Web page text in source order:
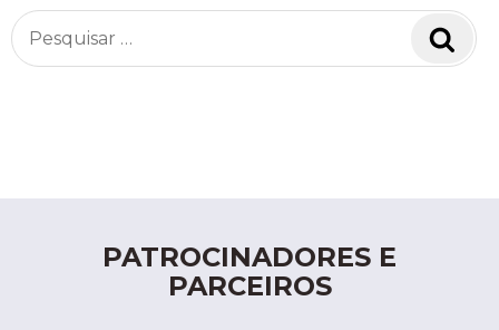
Pesquisar
por:
PATROCINADORES E
PARCEIROS